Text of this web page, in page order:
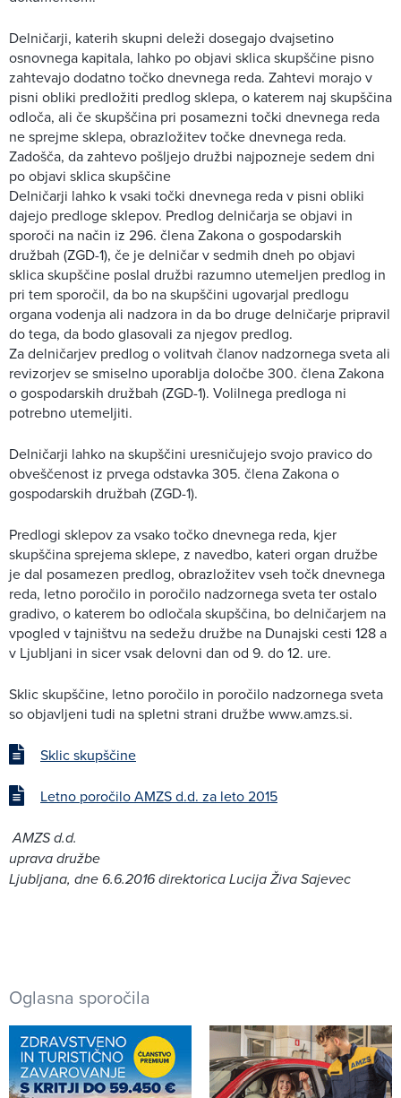
Delničarji, katerih skupni deleži dosegajo dvajsetino
osnovnega kapitala, lahko po objavi sklica skupščine pisno
zahtevajo dodatno točko dnevnega reda. Zahtevi morajo v
pisni obliki predložiti predlog sklepa, o katerem naj skupščina
odloča, ali če skupščina pri posamezni točki dnevnega reda
ne sprejme sklepa, obrazložitev točke dnevnega reda.
Zadošča, da zahtevo pošljejo družbi najpozneje sedem dni
po objavi sklica skupščine
Delničarji lahko k vsaki točki dnevnega reda v pisni obliki
dajejo predloge sklepov. Predlog delničarja se objavi in
sporoči na način iz 296. člena Zakona o gospodarskih
družbah (ZGD-1), če je delničar v sedmih dneh po objavi
sklica skupščine poslal družbi razumno utemeljen predlog in
pri tem sporočil, da bo na skupščini ugovarjal predlogu
organa vodenja ali nadzora in da bo druge delničarje pripravil
do tega, da bodo glasovali za njegov predlog.
Za delničarjev predlog o volitvah članov nadzornega sveta ali
revizorjev se smiselno uporablja določbe 300. člena Zakona
o gospodarskih družbah (ZGD-1). Volilnega predloga ni
potrebno utemeljiti.
Delničarji lahko na skupščini uresničujejo svojo pravico do
obveščenost iz prvega odstavka 305. člena Zakona o
gospodarskih družbah (ZGD-1).
Predlogi sklepov za vsako točko dnevnega reda, kjer
skupščina sprejema sklepe, z navedbo, kateri organ družbe
je dal posamezen predlog, obrazložitev vseh točk dnevnega
reda, letno poročilo in poročilo nadzornega sveta ter ostalo
gradivo, o katerem bo odločala skupščina, bo delničarjem na
vpogled v tajništvu na sedežu družbe na Dunajski cesti 128 a
v Ljubljani in sicer vsak delovni dan od 9. do 12. ure.
Sklic skupščine, letno poročilo in poročilo nadzornega sveta
so objavljeni tudi na spletni strani družbe www.amzs.si.
Sklic skupščine
Letno poročilo AMZS d.d. za leto 2015
AMZS d.d.
uprava družbe
Ljubljana, dne 6.6.2016 direktorica Lucija Živa Sajevec
Oglasna sporočila